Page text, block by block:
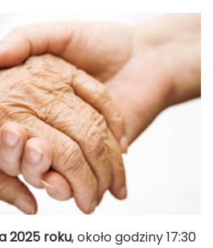
2025 roku, około godziny 17:30